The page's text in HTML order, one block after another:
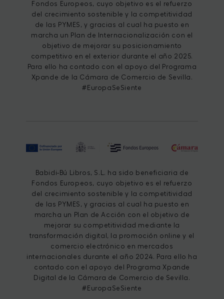
Fondos Europeos, cuyo objetivo es el refuerzo
del crecimiento sostenible y la competitividad
de las PYMES, y gracias al cual ha puesto en
marcha un Plan de Internacionalización con el
objetivo de mejorar su posicionamiento
competitivo en el exterior durante el año 2025.
Para ello ha contado con el apoyo del Programa
Xpande de la Cámara de Comercio de Sevilla.
#EuropaSeSiente
Babidi-Bú Libros, S.L. ha sido beneficiaria de
Fondos Europeos, cuyo objetivo es el refuerzo
del crecimiento sostenible y la competitividad
de las PYMES, y gracias al cual ha puesto en
marcha un Plan de Acción con el objetivo de
mejorar su competitividad mediante la
transformación digital, la promoción online y el
comercio electrónico en mercados
internacionales durante el año 2024. Para ello ha
contado con el apoyo del Programa Xpande
Digital de la Cámara de Comercio de Sevilla.
#EuropaSeSiente